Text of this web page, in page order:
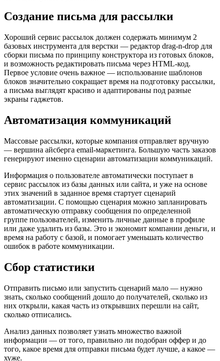
Создание письма для рассылки
Хороший сервис рассылок должен содержать минимум 2
базовых инструмента для верстки — редактор drag-n-drop для
сборки письма по принципу конструктора из готовых блоков,
и возможность редактировать письма через HTML-код.
Первое условие очень важное — использование шаблонов
блоков значительно сокращает время на подготовку рассылки,
а письма выглядят красиво и адаптированы под разные
экраны гаджетов.
Автоматизация коммуникаций
Массовые рассылки, которые компания отправляет вручную
— вершина айсберга email-маркетинга. Большую часть заказов
генерируют именно сценарии автоматизации коммуникаций.
Информация о пользователе автоматически поступает в
сервис рассылок из базы данных или сайта, и уже на основе
этих значений в заданное время стартует сценарий
автоматизации. С помощью сценария можно запланировать
автоматическую отправку сообщения по определенной
группе пользователей, изменить личные данные в профиле
или даже удалить из базы. Это и экономит компании деньги, и
время на работу с базой, и помогает уменьшать количество
ошибок в работе коммуникации.
Сбор статистики
Отправить письмо или запустить сценарий мало — нужно
знать, сколько сообщений дошло до получателей, сколько из
них открыли, какая часть из открывших перешли на сайт,
сколько отписались.
Анализ данных позволяет узнать множество важной
информации — от того, правильно ли подобран оффер и до
того, какое время для отправки письма будет лучше, а какое —
хуже.